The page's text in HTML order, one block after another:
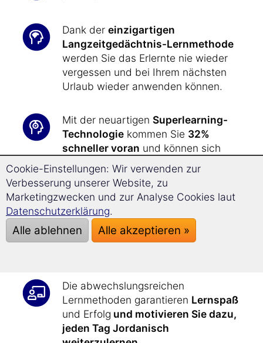
Dank der einzigartigen
Langzeitgedächtnis-Lernmethode
werden Sie das Erlernte nie wieder
vergessen und bei Ihrem nächsten
Urlaub wieder anwenden können.
Mit der neuartigen Superlearning-
Technologie kommen Sie 32%
schneller voran und können sich
besser konzentrieren.
In kürzester Zeit haben Sie das nötige
sprachliche Rüstzeug zur Hand, um
all Ihre Wünsche
und Anliegen
Ihrer Reise nach Jordanien
Die abwechslungsreichen
Lernmethoden garantieren Lernspaß
und Erfolg und motivieren Sie dazu,
jeden Tag Jordanisch
Cookie-Einstellungen: Wir verwenden zur
Verbesserung unserer Website, zu
Marketingzwecken und zur Analyse Cookies laut
Datenschutzerklärung.
Alle ablehnen Alle akzeptieren »